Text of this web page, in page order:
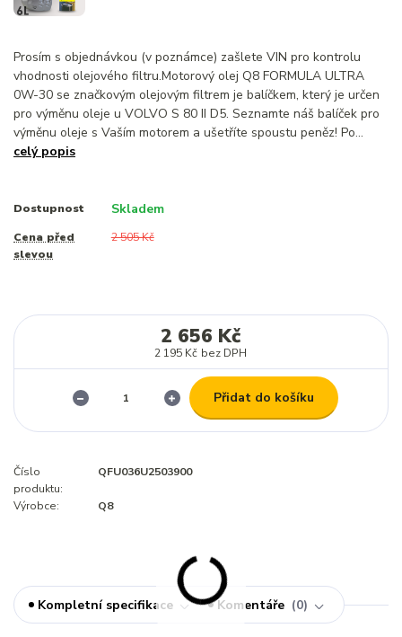
Prosím s objednávkou (v poznámce) zašlete VIN pro kontrolu
vhodnosti olejového filtru.Motorový olej Q8 FORMULA ULTRA
0W-30 se značkovým olejovým filtrem je balíčkem, který je určen
pro výměnu oleje u VOLVO S 80 II D5. Seznamte náš balíček pro
výměnu oleje s Vaším motorem a ušetříte spoustu peněz! Po...
celý popis
Dostupnost Skladem
Cena před
slevou
2 505 Kč
2 656 Kč
2 195 Kč bez DPH
Přidat do košíku
Číslo
produktu:
QFU036U2503900
Výrobce: Q8
Kompletní specifikace Komentáře 0